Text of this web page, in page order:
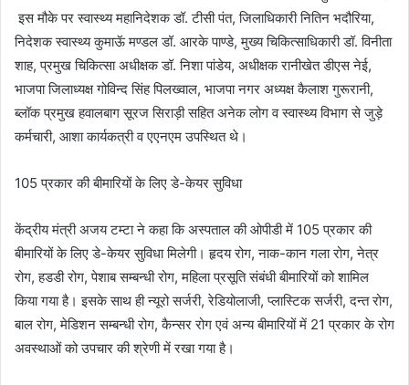
इस मौके पर स्वास्थ्य महानिदेशक डॉ. टीसी पंत, जिलाधिकारी नितिन भदौरिया,
निदेशक स्वास्थ्य कुमाऊॅ मण्डल डॉ. आरके पाण्डे, मुख्य चिकित्साधिकारी डॉ. विनीता
शाह, प्रमुख चिकित्सा अधीक्षक डॉ. निशा पांडेय, अधीक्षक रानीखेत डीएस नेई,
भाजपा जिलाध्यक्ष गोविन्द सिंह पिलख्वाल, भाजपा नगर अध्यक्ष कैलाश गुरूरानी,
ब्लॉक प्रमुख हवालबाग सूरज सिराड़ी सहित अनेक लोग व स्वास्थ्य विभाग से जुड़े
कर्मचारी, आशा कार्यकत्री व एएनएम उपस्थित थे।
105 प्रकार की बीमारियों के लिए डे-केयर सुविधा
केंद्रीय मंत्री अजय टम्टा ने कहा कि अस्पताल की ओपीडी में 105 प्रकार की
बीमारियों के लिए डे-केयर सुविधा मिलेगी। हृदय रोग, नाक-कान गला रोग, नेत्र
रोग, हडडी रोग, पेशाब सम्बन्धी रोग, महिला प्रसूति संबंधी बीमारियों को शामिल
किया गया है। इसके साथ ही न्यूरो सर्जरी, रेडियोलाजी, प्लास्टिक सर्जरी, दन्त रोग,
बाल रोग, मेडिशन सम्बन्धी रोग, कैन्सर रोग एवं अन्य बीमारियों में 21 प्रकार के रोग
अवस्थाओं को उपचार की श्रेणी में रखा गया है।